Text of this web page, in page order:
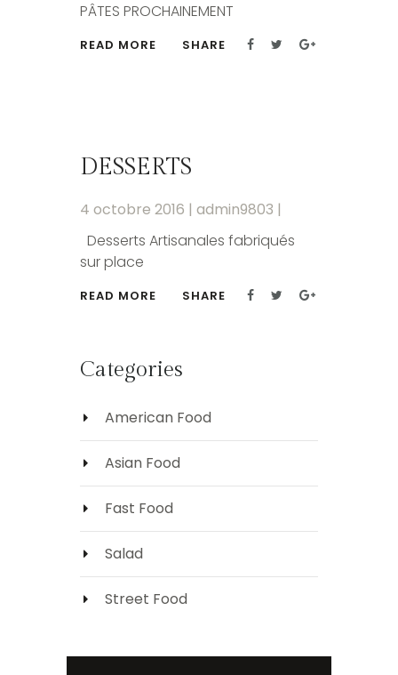
PÂTES PROCHAINEMENT
READ MORE SHARE
DESSERTS
4 octobre 2016 | admin9803 |
Desserts Artisanales fabriqués
sur place
READ MORE SHARE
Categories
American Food
Asian Food
Fast Food
Salad
Street Food